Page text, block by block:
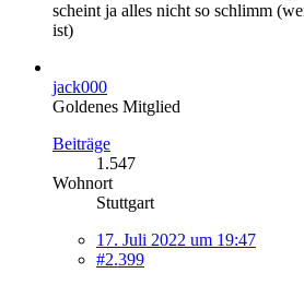
scheint ja alles nicht so schlimm
ist)
jack000
Goldenes Mitglied
Beiträge
1.547
Wohnort
Stuttgart
17. Juli 2022 um 19:47
#2.399